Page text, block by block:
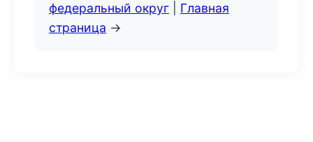
федеральный округ
Главная
страница →